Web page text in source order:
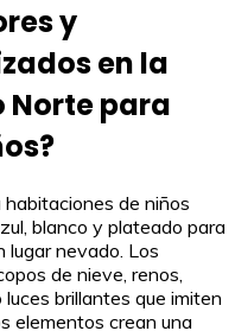
y
en la
Norte para
de niños
blanco y plateado para
lugar nevado. Los
de nieve, renos,
brillantes que imiten
elementos crean una